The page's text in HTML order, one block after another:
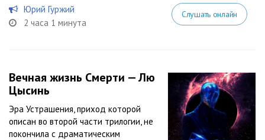
Юрий Гуржий
2 часа 1 минута
Слушать онлайн
Вечная жизнь Смерти — Лю
Цысинь
Эра Устрашения, приход которой
описан во второй части трилогии, не
покончила с драматическим